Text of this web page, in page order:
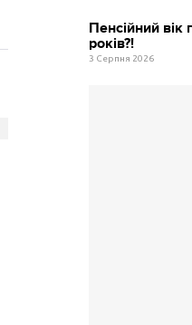
Пенсійний вік
років?!
3 Серпня 2026